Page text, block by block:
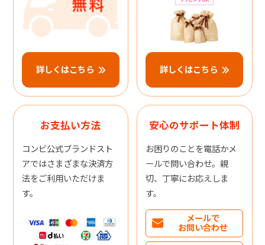
詳しくはこちら 詳しくはこちら
お支払い方法
コンビ公式ブランドスト
アではさまざまな決済方
法をご利用いただけま
す。
安心のサポート体制
お困りのことを電話かメ
ールで問い合わせ。親
切、丁寧にお応えしま
す。
メールで
お問い合わせ